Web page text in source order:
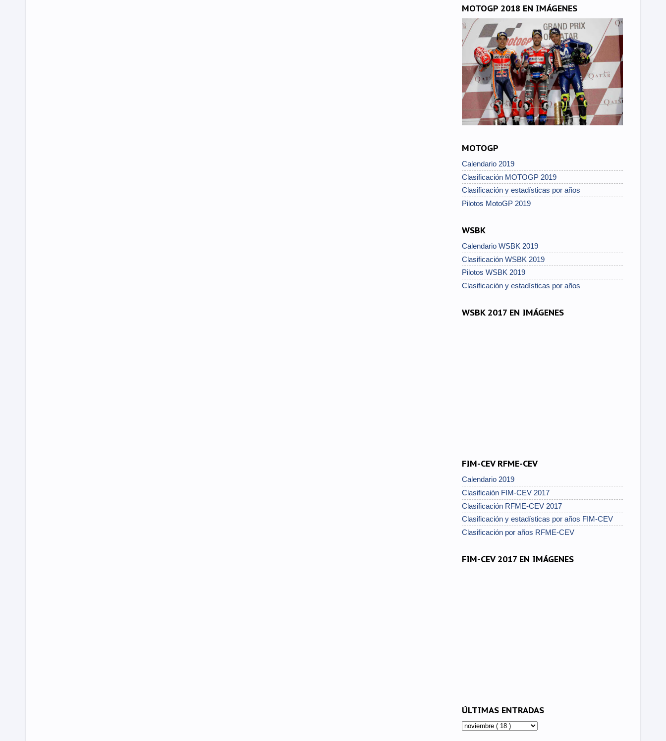
MOTOGP 2018 EN IMÁGENES
MOTOGP
Calendario 2019
Clasificación MOTOGP 2019
Clasificación y estadísticas por años
Pilotos MotoGP 2019
WSBK
Calendario WSBK 2019
Clasificación WSBK 2019
Pilotos WSBK 2019
Clasificación y estadísticas por años
WSBK 2017 EN IMÁGENES
FIM-CEV RFME-CEV
Calendario 2019
Clasificaión FIM-CEV 2017
Clasificación RFME-CEV 2017
Clasificación y estadísticas por años FIM-CEV
Clasificación por años RFME-CEV
FIM-CEV 2017 EN IMÁGENES
ÚLTIMAS ENTRADAS